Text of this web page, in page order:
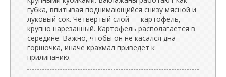
губка, впитывая поднимающийся снизу мясной и
луковый сок. Четвертый слой — картофель,
крупно нарезанный. Картофель располагается в
середине. Важно, чтобы он не касался дна
горшочка, иначе крахмал приведет к
прилипанию.